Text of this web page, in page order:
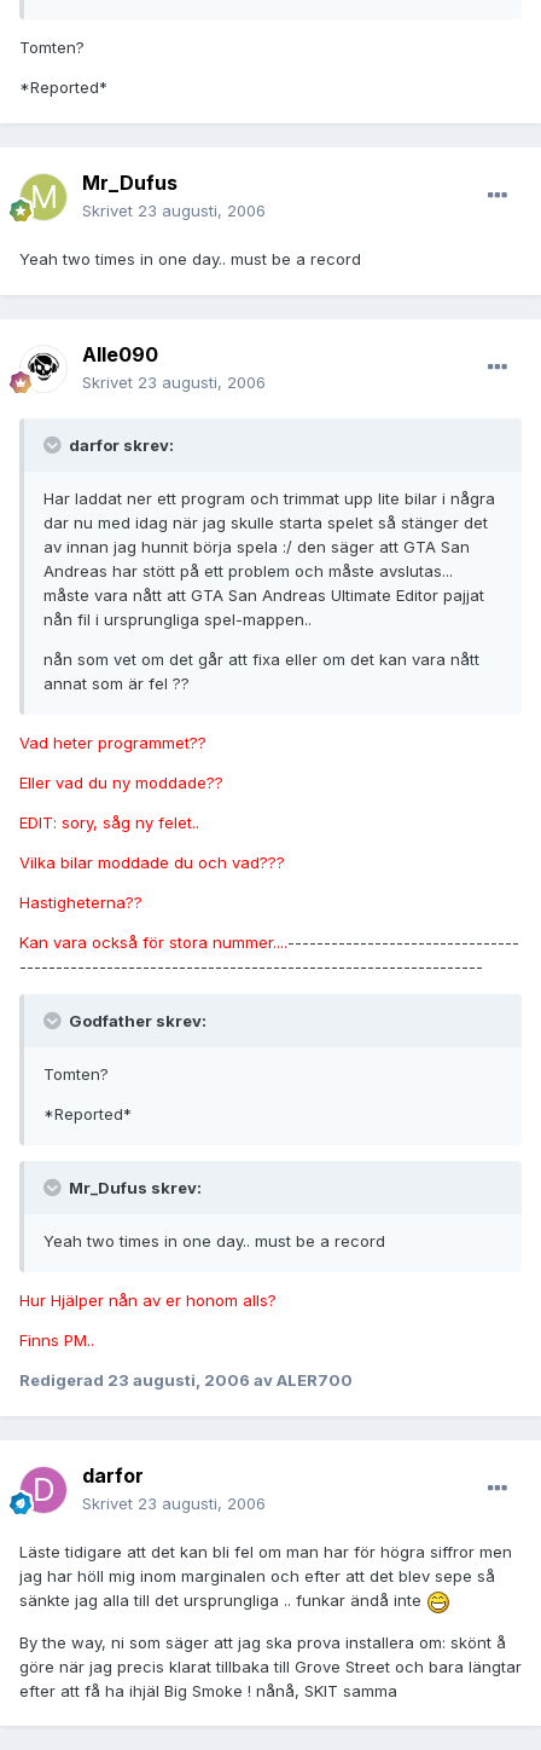
Tomten?
*Reported*
Mr_Dufus
Skrivet 23 augusti, 2006
Yeah two times in one day.. must be a record
Alle090
Skrivet 23 augusti, 2006
darfor skrev:
Har laddat ner ett program och trimmat upp lite bilar i några
dar nu med idag när jag skulle starta spelet så stänger det
av innan jag hunnit börja spela :/ den säger att GTA San
Andreas har stött på ett problem och måste avslutas...
måste vara nått att GTA San Andreas Ultimate Editor pajjat
nån fil i ursprungliga spel-mappen..
nån som vet om det går att fixa eller om det kan vara nått
annat som är fel ??
Vad heter programmet??
Eller vad du ny moddade??
EDIT: sory, såg ny felet..
Vilka bilar moddade du och vad???
Hastigheterna??
Kan vara också för stora nummer....--------------------------------
----------------------------------------------------------------
Godfather skrev:
Tomten?
*Reported*
Mr_Dufus skrev:
Yeah two times in one day.. must be a record
Hur Hjälper nån av er honom alls?
Finns PM..
Redigerad 23 augusti, 2006 av ALER700
darfor
Skrivet 23 augusti, 2006
Läste tidigare att det kan bli fel om man har för högra siffror men
jag har höll mig inom marginalen och efter att det blev sepe så
sänkte jag alla till det ursprungliga .. funkar ändå inte
By the way, ni som säger att jag ska prova installera om: skönt å
göre när jag precis klarat tillbaka till Grove Street och bara längtar
efter att få ha ihjäl Big Smoke ! nånå, SKIT samma